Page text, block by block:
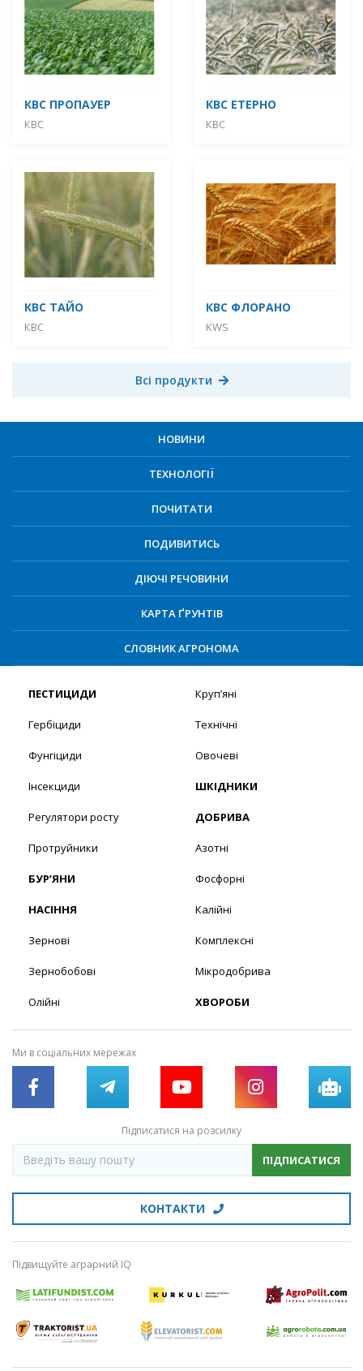
КВС ПРОПАУЕР
КВС
КВС ЕТЕРНО
КВС
КВС ТАЙО
КВС
КBC ФЛОРАНО
KWS
Всі продукти
НОВИНИ
ТЕХНОЛОГІЇ
ПОЧИТАТИ
ПОДИВИТИСЬ
ДІЮЧІ РЕЧОВИНИ
КАРТА ҐРУНТІВ
СЛОВНИК АГРОНОМА
ПЕСТИЦИДИ
Гербіциди
Фунгіциди
Інсекциди
Регулятори росту
Протруйники
БУР’ЯНИ
НАСІННЯ
Зернові
Зернобобові
Олійні
Круп’яні
Технічні
Овочеві
ШКІДНИКИ
ДОБРИВА
Азотні
Фосфорні
Калійні
Комплексні
Мікродобрива
ХВОРОБИ
Ми в соціальних мережах
Підписатися на розсилку
ПІДПИСАТИСЯ
КОНТАКТИ
Підвищуйте аграрний IQ